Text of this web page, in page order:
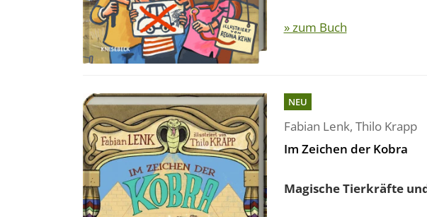
» zum Buch
NEU
Fabian Lenk, Thilo Krapp
Im Zeichen der Kobra
Magische Tierkräfte